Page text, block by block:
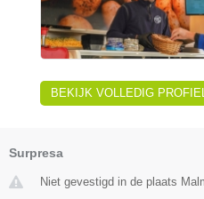
BEKIJK VOLLEDIG PROFIEL
Surpresa
Niet gevestigd in de plaats